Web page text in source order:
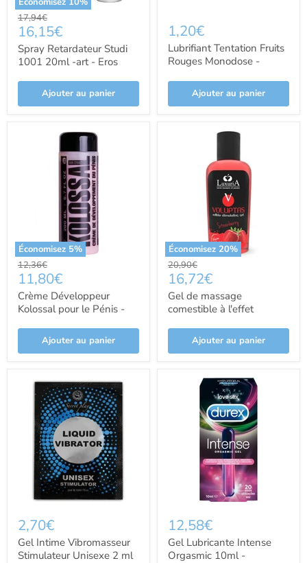
Prix
d'origine
17,94€
Prix
actuel
16,15€
Spray Retardateur Studi
1001 20ml -art - Eros
Ajouter au panier
1,20€
Lubrifiant Tentation Fruits
Rouges Monodose -
Ajouter au panier
Économisez 5%
Prix
d'origine
12,36€
Prix
actuel
11,80€
Crème Développeur
Kolossal pour le Pénis -
Ajouter au panier
Économisez 20%
Prix
d'origine
20,90€
Prix
actuel
16,72€
Gel de massage
comestible à l'effet
- LuxuriaAjouter au panier
2,70€
Gel Intime Vibromasseur
Stimulateur Unisexe 2 ml
12,58€
Gel Lubricante Intense
Orgasmic 10ml -